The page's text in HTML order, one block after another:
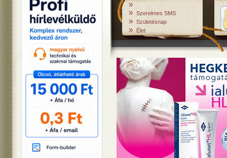
»
» Szerelmes SMS
» Születésnap
» Élet